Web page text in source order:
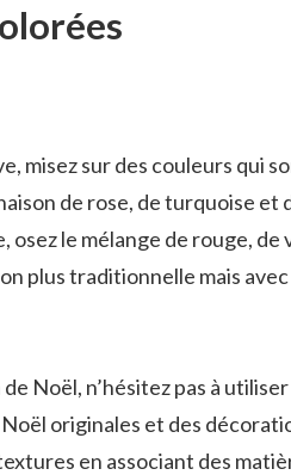
misez sur des couleurs qui
de rose, de turquoise et
osez le mélange de rouge, de
plus traditionnelle mais
Noël, n’hésitez pas à utiliser
originales et des
en associant des